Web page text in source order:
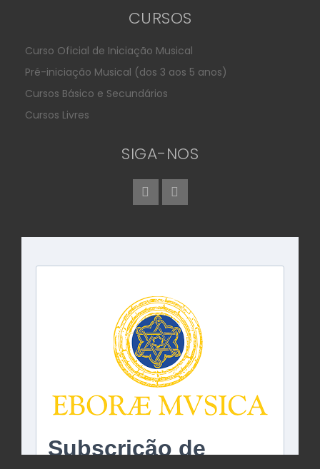
CURSOS
Curso Oficial de Iniciação Musical
Pré-iniciação Musical (dos 3 aos 5 anos)
Cursos Básico e Secundários
Cursos Livres
SIGA-NOS